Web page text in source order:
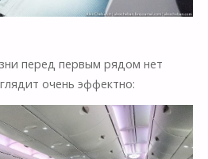
перед первым рядом нет
очень эффектно: